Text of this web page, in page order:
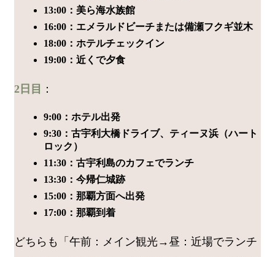
13:00：美ら海水族館
16:00：エメラルドビーチまたは備瀬フクギ並木
18:00：ホテルチェックイン
19:00：近くで夕食
2日目 ：
9:00：ホテル出発
9:30：古宇利大橋ドライブ、ティーヌ浜（ハート
ロック）
11:30：古宇利島のカフェでランチ
13:30：今帰仁城跡
15:00：那覇方面へ出発
17:00：那覇到着
どちらも「午前：メイン観光→昼：近場でランチ